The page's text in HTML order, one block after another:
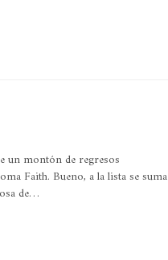
un montón de regresos
Faith. Bueno, a la lista se suma
de…